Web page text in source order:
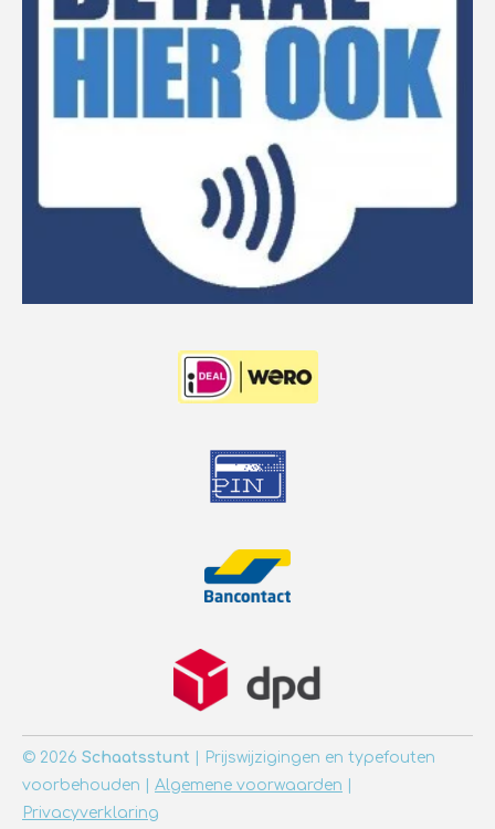
© 2026 Schaatsstunt
| Prijswijzigingen en typefouten
voorbehouden | Algemene voorwaarden
Privacyverklaring